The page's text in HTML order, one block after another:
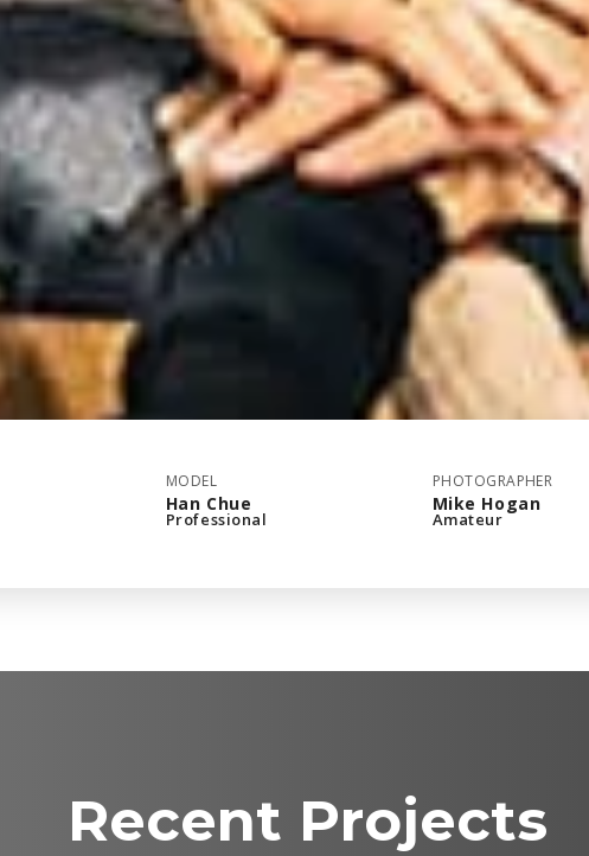
MODEL
Han Chue
Professional
PHOTOGRAPHER
Mike Hogan
Amateur
Recent Projects